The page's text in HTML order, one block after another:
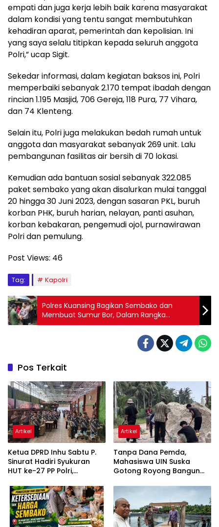
empati dan juga kerja lebih baik karena masyarakat
dalam kondisi yang tentu sangat membutuhkan
kehadiran aparat, pemerintah dan kepolisian. Ini
yang saya selalu titipkan kepada seluruh anggota
Polri,” ucap Sigit.
Sekedar informasi, dalam kegiatan baksos ini, Polri
memperbaiki sebanyak 2.170 tempat ibadah dengan
rincian 1.195 Masjid, 706 Gereja, 118 Pura, 77 Vihara,
dan 74 Klenteng.
Selain itu, Polri juga melakukan bedah rumah untuk
anggota dan masyarakat sebanyak 269 unit. Lalu
pembangunan fasilitas air bersih di 70 lokasi.
Kemudian ada bantuan sosial sebanyak 322.085
paket sembako yang akan disalurkan mulai tanggal
20 hingga 30 Juni 2023, dengan sasaran PKL, buruh
korban PHK, buruh harian, nelayan, panti asuhan,
korban kebakaran, pengemudi ojol, purnawirawan
Polri dan pemulung.
Post Views: 46
Tag: Kapolri
Polres Kuansing Bagikan Sembako dan
Membuat Sumur Bor, Dalam Rangka
Menyambut HUT Bhayangkara ke 77
Pos Terkait
Artikel
Ketua DPRD Inhu Sabtu P.
Sinurat Hadiri Syukuran
HUT ke-27 PP Polri,
Pengabdian Purnawirawan
Artikel
Tanpa Dana Pemda,
Mahasiswa UIN Suska
Gotong Royong Bangun